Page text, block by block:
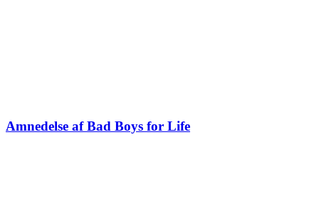
Amnedelse af Bad Boys for Life